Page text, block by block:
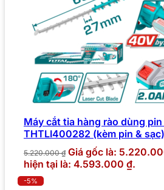
Máy cắt tỉa hàng rào dùng
THTLI400282 (kèm pin & sạc)
5.220.000₫ Giá gốc là:
hiện tại là: 4.593.000 ₫.
-5%